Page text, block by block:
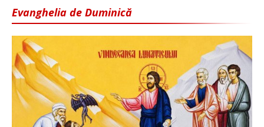
Evanghelia de Duminică